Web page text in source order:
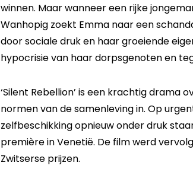
winnen. Maar wanneer een rijke
Wanhopig zoekt Emma naar een
door sociale druk en haar groeiende
hypocrisie van haar dorpsgenoten en
‘Silent Rebellion’ is een krachtig drama
normen van de samenleving in. Op
zelfbeschikking opnieuw onder druk
première in Venetië. De film werd
Zwitserse prijzen.